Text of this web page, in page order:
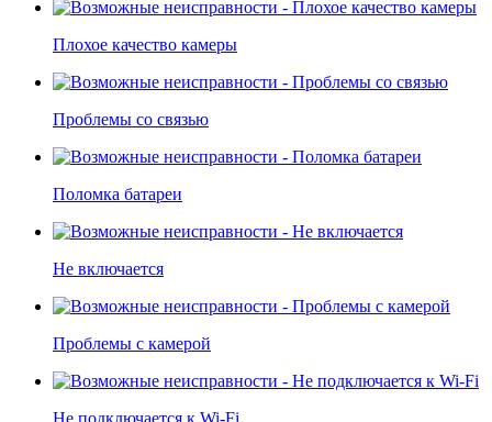
Плохое качество камеры
Проблемы со связью
Поломка батареи
Не включается
Проблемы с камерой
Не подключается к Wi-Fi